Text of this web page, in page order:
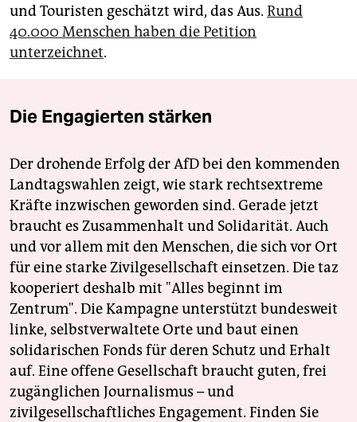
und Touristen geschätzt wird, das Aus. Rund
40.000 Menschen haben die Petition
unterzeichnet.
Die Engagierten stärken
Der drohende Erfolg der AfD bei den kommenden
Landtagswahlen zeigt, wie stark rechtsextreme
Kräfte inzwischen geworden sind. Gerade jetzt
braucht es Zusammenhalt und Solidarität. Auch
und vor allem mit den Menschen, die sich vor Ort
für eine starke Zivilgesellschaft einsetzen. Die taz
kooperiert deshalb mit "Alles beginnt im
Zentrum". Die Kampagne unterstützt bundesweit
linke, selbstverwaltete Orte und baut einen
solidarischen Fonds für deren Schutz und Erhalt
auf. Eine offene Gesellschaft braucht guten, frei
zugänglichen Journalismus – und
zivilgesellschaftliches Engagement. Finden Sie